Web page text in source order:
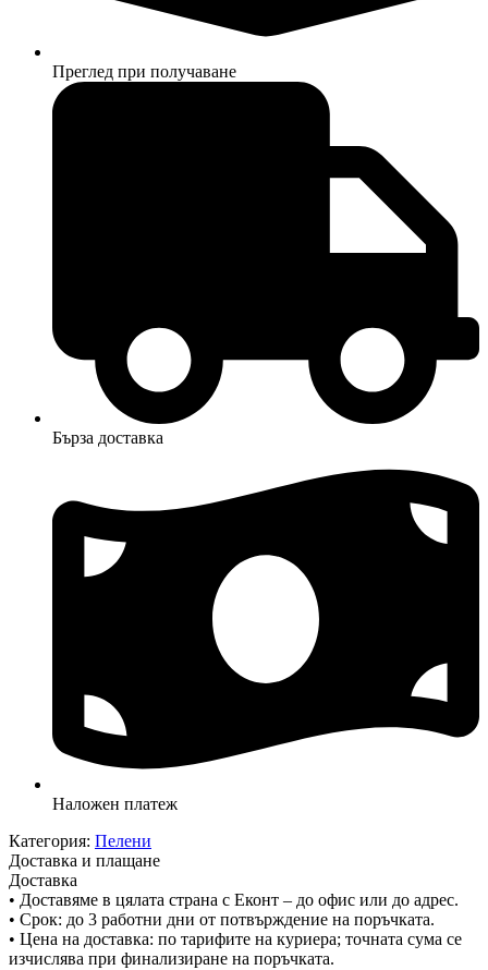
Преглед при получаване
Бърза доставка
Наложен платеж
Категория: Пелени
Доставка и плащане
Доставка
• Доставяме в цялата страна с Еконт – до офис или до адрес.
• Срок: до 3 работни дни от потвърждение на поръчката.
• Цена на доставка: по тарифите на куриера; точната сума се
изчислява при финализиране на поръчката.